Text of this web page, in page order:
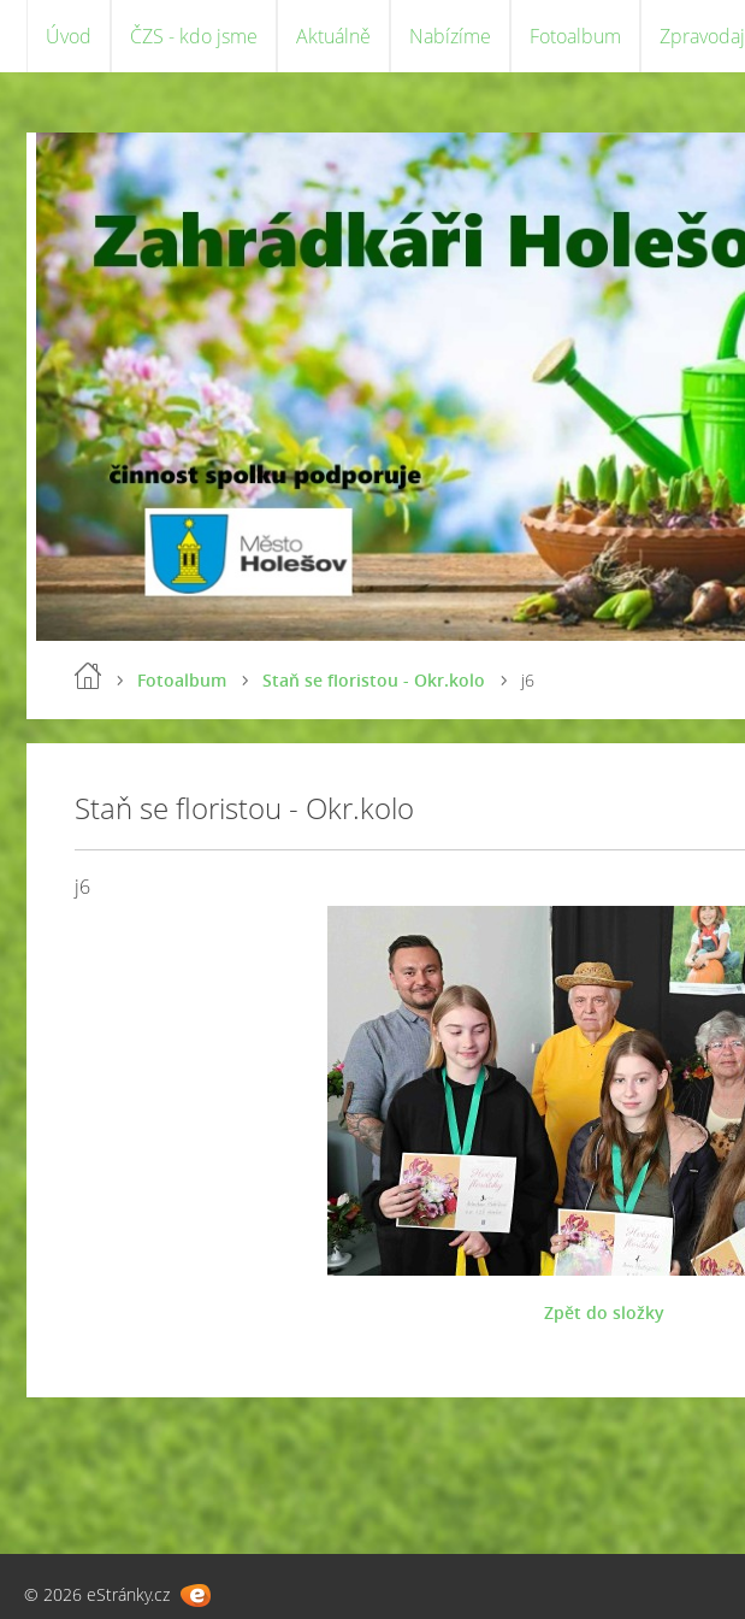
Úvod ČZS - kdo jsme Aktuálně Nabízíme Fotoalbum Zpravodaj
Fotoalbum Staň se floristou - Okr.kolo j6
Staň se floristou - Okr.kolo
j6
Zpět do složky
© 2026 eStránky.cz